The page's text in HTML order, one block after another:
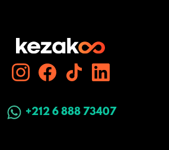
+212 6 888 73407